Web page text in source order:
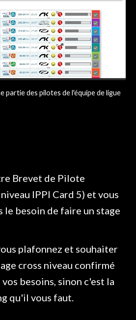
partie des pilotes de l'équipe de ligue
Brevet de Pilote
IPPI Card 5) et vous
le besoin de faire un stage
plafonnez et souhaiter
cross niveau confirmé
besoins, sinon c'est la
qu'il vous faut.